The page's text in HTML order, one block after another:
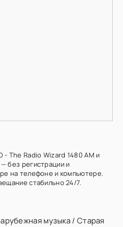
- The Radio Wizard 1480 AM и
без регистрации и
на телефоне и компьютере.
стабильно 24/7.
музыка/ Старая